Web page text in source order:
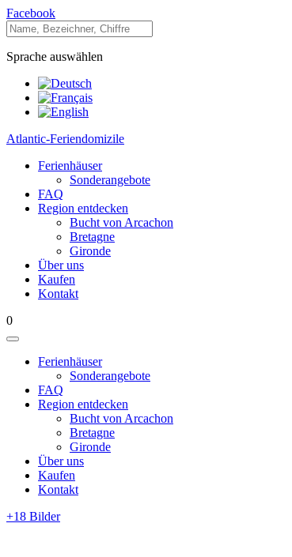
Facebook
Sprache auswählen
Atlantic-Feriendomizile
Ferienhäuser
Sonderangebote
FAQ
Region entdecken
Bucht von Arcachon
Bretagne
Gironde
Über uns
Kaufen
Kontakt
0
Ferienhäuser
Sonderangebote
FAQ
Region entdecken
Bucht von Arcachon
Bretagne
Gironde
Über uns
Kaufen
Kontakt
+18 Bilder